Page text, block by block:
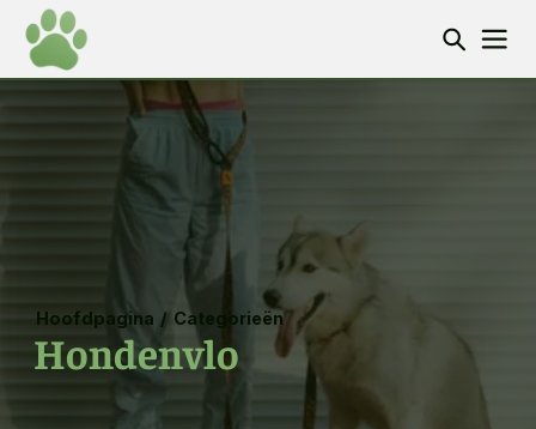
Hoofdpagina / Categorieën
Hondenvlo